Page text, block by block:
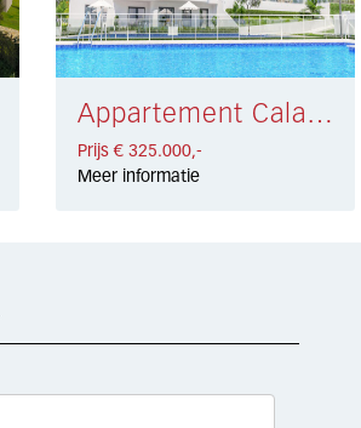
Appartement Cala de Mijas € 325.000,-
Prijs € 325.000,-
Meer informatie